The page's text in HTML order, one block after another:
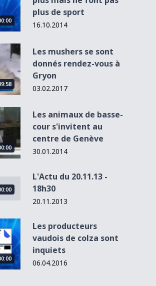
plus de sport
16.10.2014
donnés rendez-vous à Gryon
Les mushers se sont
donnés rendez-vous à
Gryon
03.02.2017
cour s&#039;invitent au centre de
Les animaux de basse-
cour s'invitent au
centre de Genève
30.01.2014
- 18h30
L'Actu du 20.11.13 -
18h30
20.11.2013
de colza sont inquiets
Les producteurs
vaudois de colza sont
inquiets
06.04.2016